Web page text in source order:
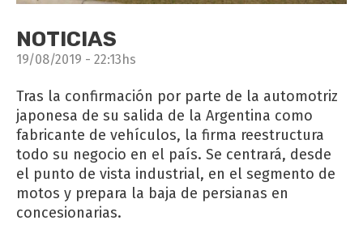
NOTICIAS
19/08/2019 - 22:13hs
Tras la confirmación por parte de la automotriz
japonesa de su salida de la Argentina como
fabricante de vehículos, la firma reestructura
todo su negocio en el país. Se centrará, desde
el punto de vista industrial, en el segmento de
motos y prepara la baja de persianas en
concesionarias.